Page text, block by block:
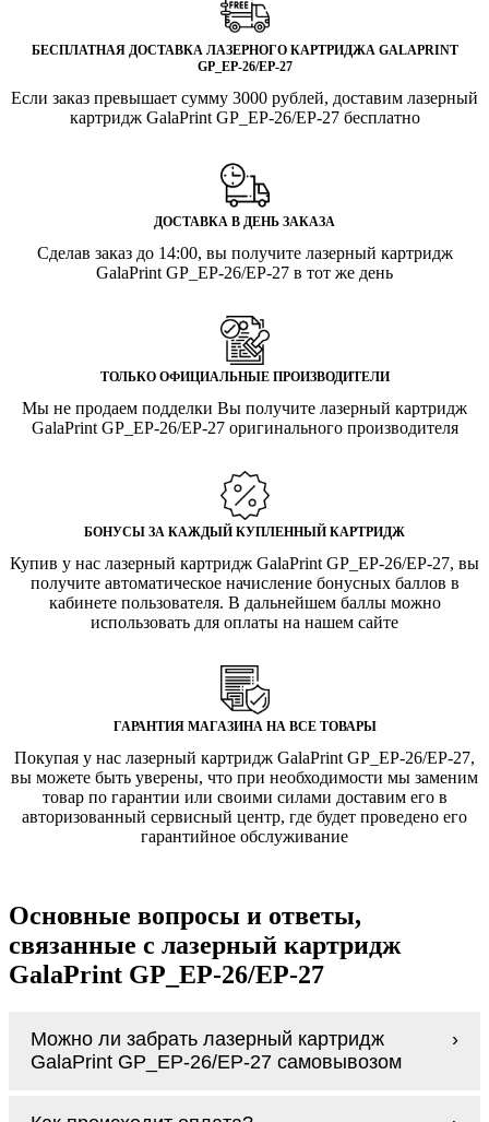
БЕСПЛАТНАЯ ДОСТАВКА ЛАЗЕРНОГО КАРТРИДЖА GALAPRINT
GP_EP-26/EP-27
Если заказ превышает сумму 3000 рублей, доставим лазерный
картридж GalaPrint GP_EP-26/EP-27 бесплатно
ДОСТАВКА В ДЕНЬ ЗАКАЗА
Сделав заказ до 14:00, вы получите лазерный картридж
GalaPrint GP_EP-26/EP-27 в тот же день
ТОЛЬКО ОФИЦИАЛЬНЫЕ ПРОИЗВОДИТЕЛИ
Мы не продаем подделки Вы получите лазерный картридж
GalaPrint GP_EP-26/EP-27 оригинального производителя
БОНУСЫ ЗА КАЖДЫЙ КУПЛЕННЫЙ КАРТРИДЖ
Купив у нас лазерный картридж GalaPrint GP_EP-26/EP-27, вы
получите автоматическое начисление бонусных баллов в
кабинете пользователя. В дальнейшем баллы можно
использовать для оплаты на нашем сайте
ГАРАНТИЯ МАГАЗИНА НА ВСЕ ТОВАРЫ
Покупая у нас лазерный картридж GalaPrint GP_EP-26/EP-27,
вы можете быть уверены, что при необходимости мы заменим
товар по гарантии или своими силами доставим его в
авторизованный сервисный центр, где будет проведено его
гарантийное обслуживание
Основные вопросы и ответы,
связанные с лазерный картридж
GalaPrint GP_EP-26/EP-27
Можно ли забрать лазерный картридж
GalaPrint GP_EP-26/EP-27 самовывозом